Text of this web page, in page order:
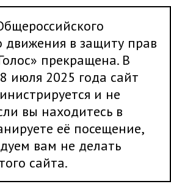
движения в защиту прав
прекращена. В
июля 2025 года сайт
и не
вы находитесь в
её посещение,
вам не делать
сайта.